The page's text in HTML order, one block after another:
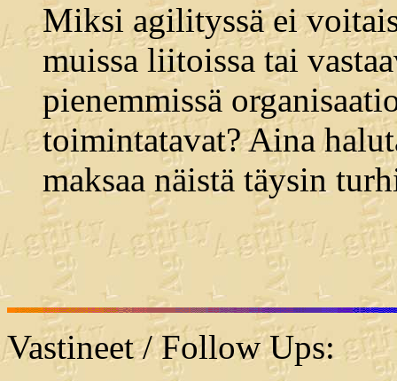
Miksi agilityssä ei
muissa liitoissa tai
pienemmissä
toimintatavat? Aina
maksaa näistä täysin
Vastineet / Follow Ups: